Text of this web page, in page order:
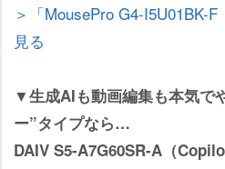
＞「MousePro G4-I5U01BK-
見る
▼生成AIも動画編集も本気で
ー”タイプなら…
DAIV S5-A7G60SR-A（